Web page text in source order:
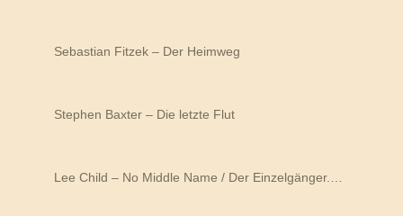
Sebastian Fitzek – Der Heimweg
Stephen Baxter – Die letzte Flut
Lee Child – No Middle Name / Der Einzelgänger.…